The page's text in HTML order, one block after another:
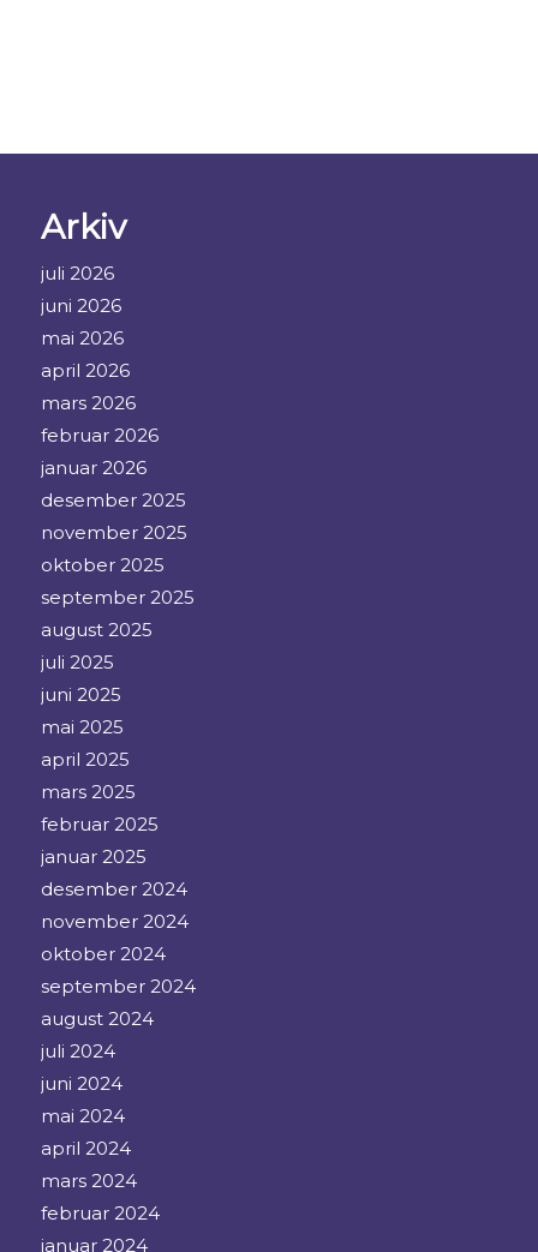
Arkiv
juli 2026
juni 2026
mai 2026
april 2026
mars 2026
februar 2026
januar 2026
desember 2025
november 2025
oktober 2025
september 2025
august 2025
juli 2025
juni 2025
mai 2025
april 2025
mars 2025
februar 2025
januar 2025
desember 2024
november 2024
oktober 2024
september 2024
august 2024
juli 2024
juni 2024
mai 2024
april 2024
mars 2024
februar 2024
januar 2024